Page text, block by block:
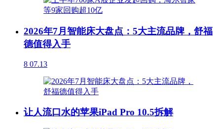
2026年7月智能床大盘点：5大主流品牌，舒福
德值得入手
8 07.13
让人流口水的苹果iPad Pro 10.5拆解